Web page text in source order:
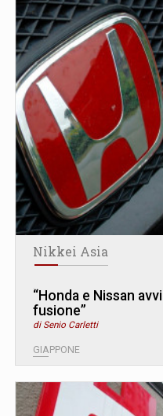
Nikkei Asia
“Honda e Nissan
fusione”
di Senio Carletti
GIAPPONE